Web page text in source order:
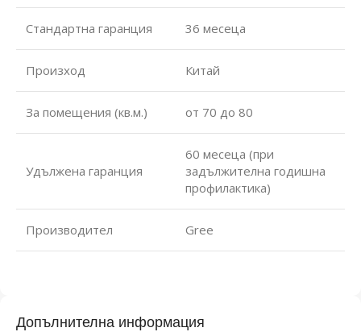
Стандартна гаранция 36 месеца
Произход Китай
За помещения (кв.м.) от 70 до 80
Удължена гаранция
60 месеца (при
задължителна годишна
профилактика)
Производител Gree
Допълнителна информация